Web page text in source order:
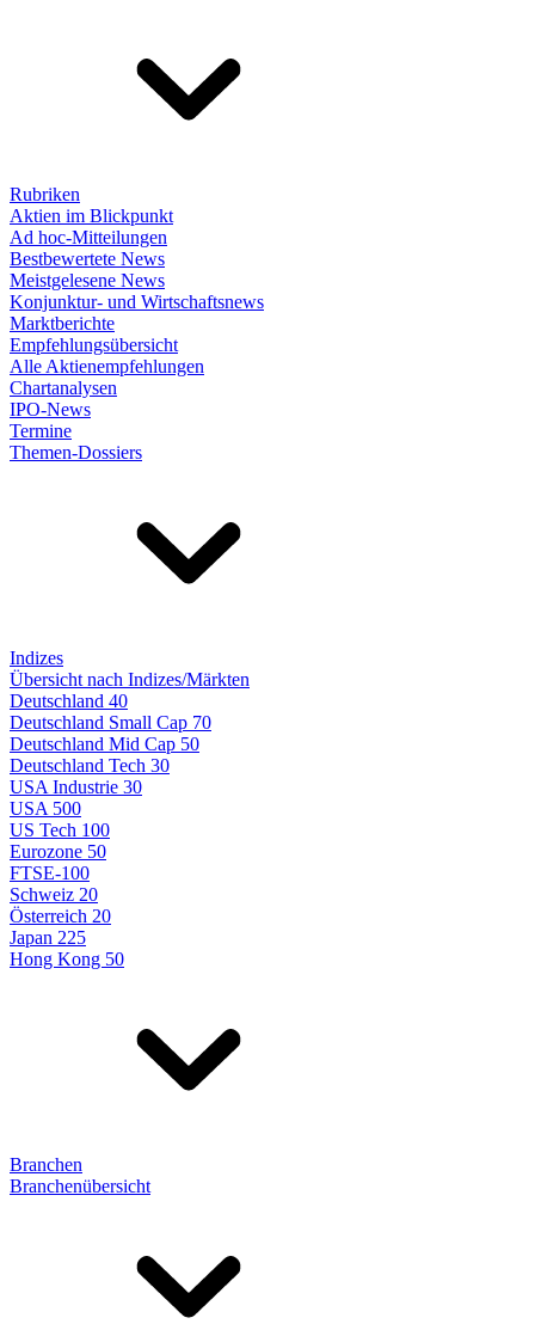
Rubriken
Aktien im Blickpunkt
Ad hoc-Mitteilungen
Bestbewertete News
Meistgelesene News
Konjunktur- und Wirtschaftsnews
Marktberichte
Empfehlungsübersicht
Alle Aktienempfehlungen
Chartanalysen
IPO-News
Termine
Themen-Dossiers
Indizes
Übersicht nach Indizes/Märkten
Deutschland 40
Deutschland Small Cap 70
Deutschland Mid Cap 50
Deutschland Tech 30
USA Industrie 30
USA 500
US Tech 100
Eurozone 50
FTSE-100
Schweiz 20
Österreich 20
Japan 225
Hong Kong 50
Branchen
Branchenübersicht